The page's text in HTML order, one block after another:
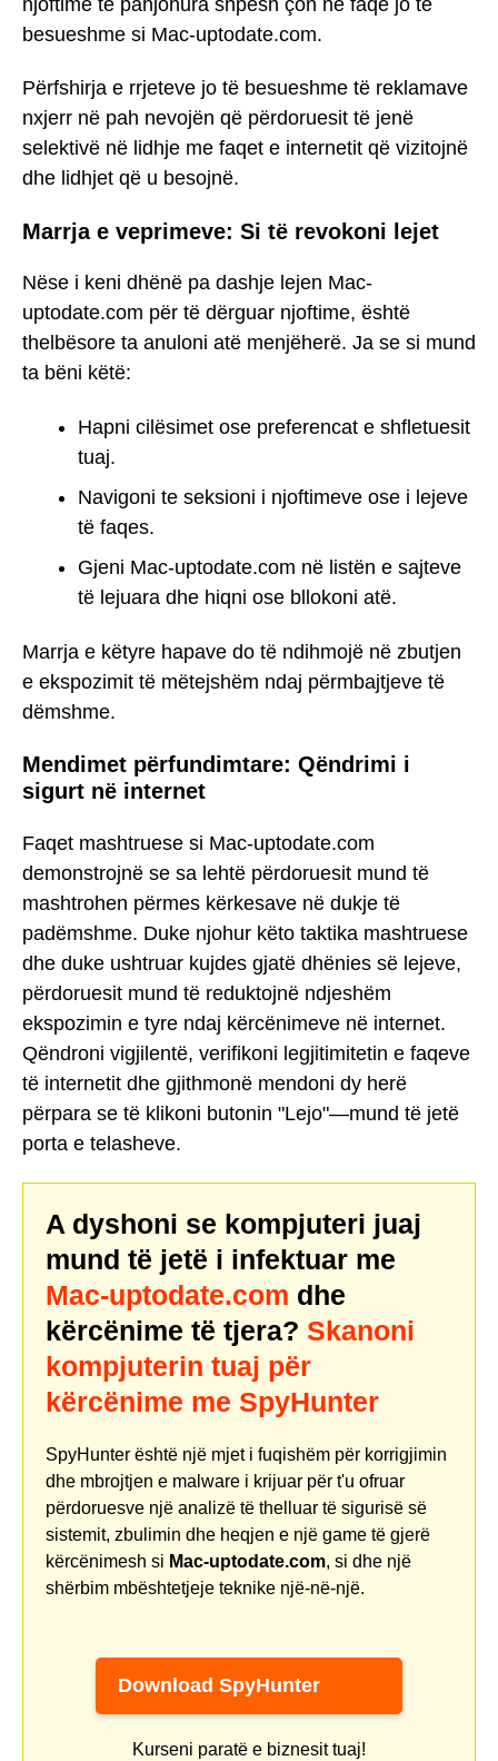
besueshme si Mac-uptodate.com.
Përfshirja e rrjeteve jo të besueshme të reklamave
nxjerr në pah nevojën që përdoruesit të jenë
selektivë në lidhje me faqet e internetit që vizitojnë
dhe lidhjet që u besojnë.
Marrja e veprimeve: Si të revokoni lejet
Nëse i keni dhënë pa dashje lejen Mac-
uptodate.com për të dërguar njoftime, është
thelbësore ta anuloni atë menjëherë. Ja se si mund
ta bëni këtë:
Hapni cilësimet ose preferencat e shfletuesit
tuaj.
Navigoni te seksioni i njoftimeve ose i lejeve
të faqes.
Gjeni Mac-uptodate.com në listën e sajteve
të lejuara dhe hiqni ose bllokoni atë.
Marrja e këtyre hapave do të ndihmojë në zbutjen
e ekspozimit të mëtejshëm ndaj përmbajtjeve të
dëmshme.
Mendimet përfundimtare: Qëndrimi i
sigurt në internet
Faqet mashtruese si Mac-uptodate.com
demonstrojnë se sa lehtë përdoruesit mund të
mashtrohen përmes kërkesave në dukje të
padëmshme. Duke njohur këto taktika mashtruese
dhe duke ushtruar kujdes gjatë dhënies së lejeve,
përdoruesit mund të reduktojnë ndjeshëm
ekspozimin e tyre ndaj kërcënimeve në internet.
Qëndroni vigjilentë, verifikoni legjitimitetin e faqeve
të internetit dhe gjithmonë mendoni dy herë
përpara se të klikoni butonin "Lejo"—mund të jetë
porta e telasheve.
A dyshoni se kompjuteri juaj
mund të jetë i infektuar me
Mac-uptodate.com dhe
kërcënime të tjera? Skanoni
kompjuterin tuaj për
kërcënime me SpyHunter
SpyHunter është një mjet i fuqishëm për korrigjimin
dhe mbrojtjen e malware i krijuar për t'u ofruar
përdoruesve një analizë të thelluar të sigurisë së
sistemit, zbulimin dhe heqjen e një game të gjerë
kërcënimesh si Mac-uptodate.com, si dhe një
shërbim mbështetjeje teknike një-në-një.
Download SpyHunter
Kurseni paratë e biznesit tuaj!